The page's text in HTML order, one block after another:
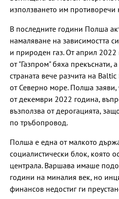
използването им противоречи
В последните години Полша
намаляване на зависимостта
и природен газ. От април 2022
от "Газпром" бяха прекъснати,
страната вече разчита на
от Северно море. Полша заяви,
от декември 2022 година,
възползва от дерогацията,
по тръбопровод.
Полша е една от малкото
социалистически блок, която
централа. Варшава имаше
години на миналия век, но
финансов недостиг ги